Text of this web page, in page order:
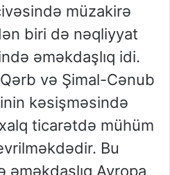
müzakirə
biri də nəqliyyat
əməkdaşlıq idi.
və Şimal-Cənub
kəsişməsində
ticarətdə mühüm
Bu
əməkdaşlıq Avropa